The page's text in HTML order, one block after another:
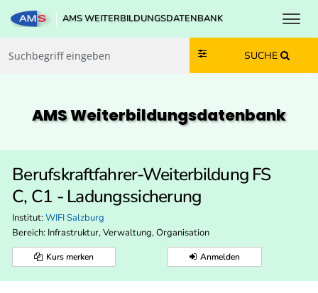
Zum Inhalt springen
Zum Navmenü springen
Zur Suche springen
Zur Footer springen
AMS WEITERBILDUNGSDATENBANK
SUCHE
AMS Weiterbildungs­datenbank
Berufskraftfahrer-Weiterbildung FS
C, C1 - Ladungssicherung
Institut: WIFI Salzburg
Bereich: Infrastruktur, Verwaltung, Organisation
Kurs merken Anmelden